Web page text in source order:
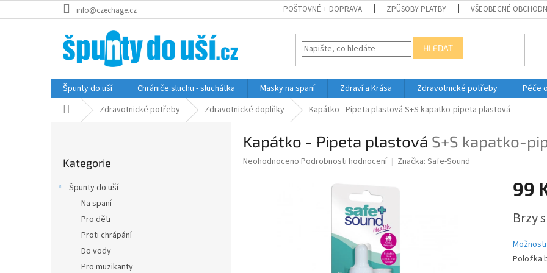
na
info@czechage.cz POŠTOVNÉ + DOPRAVA ZPŮSOBY PLATBY VŠEOBECNÉ
HLEDAT
Špunty do uší Chrániče sluchu - sluchátka Masky na spaní Zdraví a Krása Zdravotnické potřeby Péče
Domů Zdravotnické potřeby Zdravotnické doplňky Kapátko - Pipeta plastová S+S kapatko-pipeta plastová
kategorie
Kategorie
Špunty do uší
Na spaní
Pro děti
Proti chrápání
Do vody
Pro muzikanty
Kapátko - Pipeta plastová S+S kapatko-
Průměrné
Neohodnoceno Podrobnosti hodnocení Značka: Safe-Sound
99
cena:
Brzy
Položka